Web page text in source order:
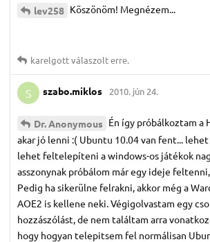
lev258 Köszönöm! Megnézem...
karelgottválaszolt erre.
S szabo.​miklos 2010. jún 24.
Dr.​ Anonymous Én így próbálkoztam a
akar jó lenni :( Ubuntu 10.04 van fent...
lehet feltelepíteni a windows-os játékok
asszonynak próbálom már egy ideje
Pedig ha sikerülne felrakni, akkor még a
AOE2 is kellene neki. Végigolvastam egy
hozzászólást, de nem találtam arra
hogy hogyan telepitsem fel normálisan